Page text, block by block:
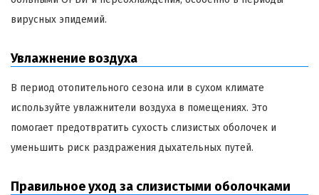
вирусных эпидемий.
Увлажнение воздуха
В период отопительного сезона или в сухом климате
используйте увлажнители воздуха в помещениях. Это
помогает предотвратить сухость слизистых оболочек и
уменьшить риск раздражения дыхательных путей.
Правильное уход за слизистыми оболочками